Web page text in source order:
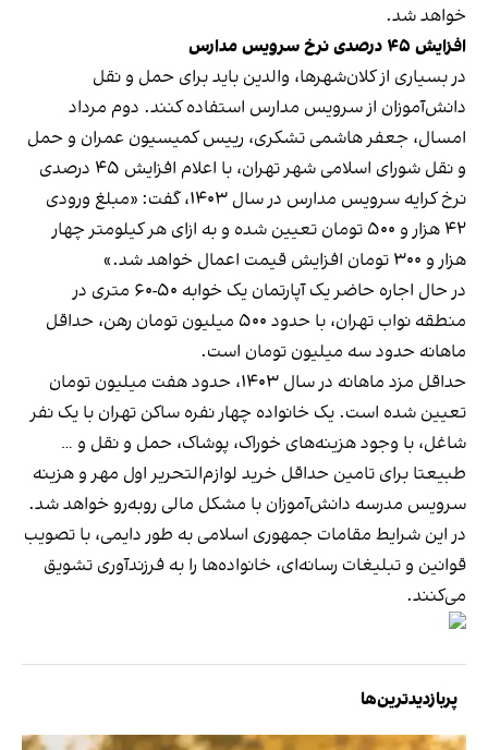
خواهد شد.
افزایش ۴۵ درصدی نرخ سرویس مدارس
در بسیاری از کلان‌شهرها، والدین باید برای حمل و نقل
دانش‌آموزان از سرویس مدارس استفاده کنند. دوم مرداد
امسال، جعفر هاشمی تشکری، رییس کمیسیون عمران و حمل
و نقل شورای اسلامی شهر تهران، با اعلام افزایش ۴۵ درصدی
نرخ کرایه سرویس مدارس در سال ۱۴۰۳، گفت: «مبلغ ورودی
۴۲ هزار و ۵۰۰ تومان تعیین شده و به ازای هر کیلومتر چهار
هزار و ۳۰۰ تومان افزایش قیمت اعمال خواهد شد.»
در حال اجاره حاضر یک آپارتمان یک خوابه ۵۰-۶۰ متری در
منطقه نواب تهران، با حدود ۵۰۰ میلیون تومان رهن، حداقل
ماهانه حدود سه میلیون تومان است.
حداقل مزد ماهانه در سال ۱۴۰۳، حدود هفت میلیون تومان
تعیین شده است. یک خانواده چهار نفره ساکن تهران با یک نفر
شاغل، با وجود هزینه‌های خوراک، پوشاک، حمل و نقل و …
طبیعتا برای تامین حداقل خرید لوازم‌التحریر اول مهر و هزینه
سرویس مدرسه دانش‌آموزان با مشکل مالی روبه‌رو خواهد شد.
در این شرایط مقامات جمهوری اسلامی به طور دایمی، با تصویب
قوانین و تبلیغات رسانه‌ای، خانواده‌ها را به فرزندآوری تشویق
می‌کنند.
پربازدیدترین‌ها